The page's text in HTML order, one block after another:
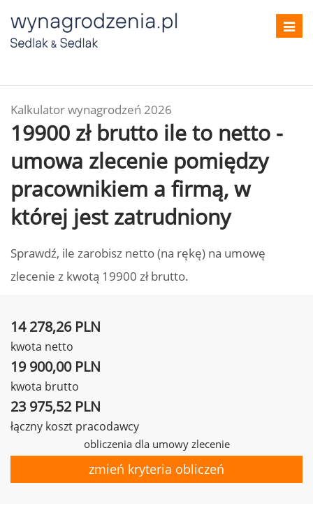
Kalkulator wynagrodzeń 2026
19900 zł brutto ile to netto -
umowa zlecenie pomiędzy
pracownikiem a firmą, w
której jest zatrudniony
Sprawdź, ile zarobisz netto (na rękę) na umowę
zlecenie z kwotą 19900 zł brutto.
14 278,26 PLN
kwota netto
19 900,00 PLN
kwota brutto
23 975,52 PLN
łączny koszt pracodawcy
obliczenia dla umowy zlecenie
zmień kryteria obliczeń